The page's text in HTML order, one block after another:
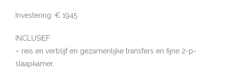
Investering: € 1945
INCLUSIEF:
– reis en verblijf en gezamenlijke transfers en fijne 2-p-
slaapkamer.